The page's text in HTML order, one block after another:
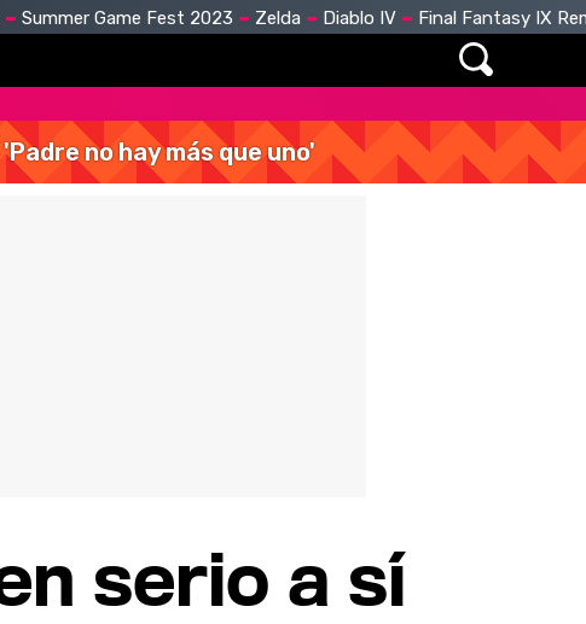
Summer Game Fest 2023 Zelda Diablo IV Final Fantasy IX
no hay más que uno'
serio a sí